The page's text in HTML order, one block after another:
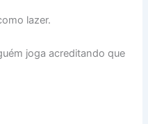
lazer.
joga acreditando que